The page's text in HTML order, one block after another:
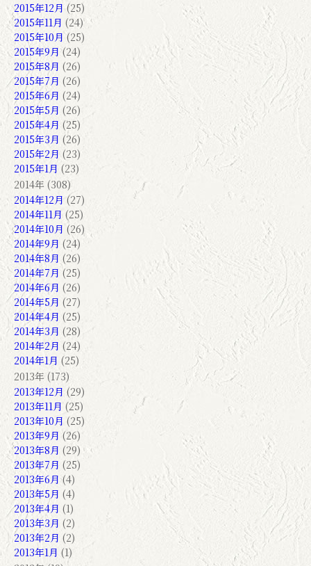
2015年12月 (25)
2015年11月 (24)
2015年10月(25)
2015年9月 (24)
2015年8月 (26)
2015年7月 (26)
2015年6月 (24)
2015年5月 (26)
2015年4月 (25)
2015年3月 (26)
2015年2月 (23)
2015年1月 (23)
2014年 (308)
2014年12月 (27)
2014年11月 (25)
2014年10月 (26)
2014年9月 (24)
2014年8月 (26)
2014年7月 (25)
2014年6月 (26)
2014年5月 (27)
2014年4月 (25)
2014年3月 (28)
2014年2月 (24)
2014年1月 (25)
2013年 (173)
2013年12月 (29)
2013年11月 (25)
2013年10月 (25)
2013年9月 (26)
2013年8月 (29)
2013年7月 (25)
2013年6月 (4)
2013年5月 (4)
2013年4月 (1)
2013年3月 (2)
2013年2月 (2)
2013年1月 (1)